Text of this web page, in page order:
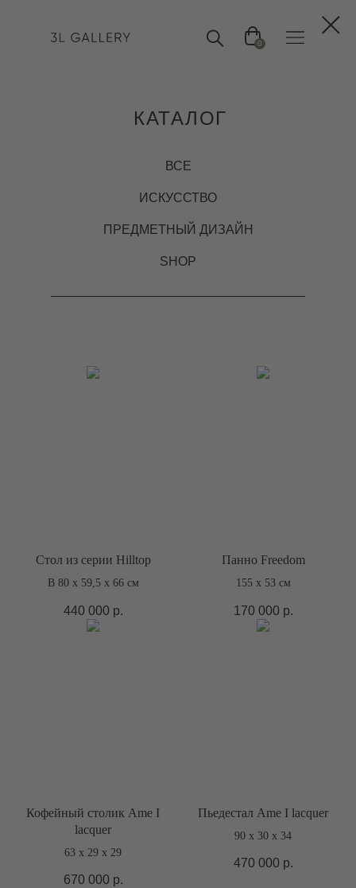
0
КАТАЛОГ
ВСЕ
ИСКУССТВО
ПРЕДМЕТНЫЙ ДИЗАЙН
SHOP
Стол из серии Hilltop
В 80 х 59,5 х 66 см
440 000 р.
Панно Freedom
155 х 53 см
170 000 р.
Кофейный столик Ame I
lacquer
63 х 29 х 29
670 000 р.
Пьедестал Ame I lacquer
90 х 30 х 34
470 000 р.